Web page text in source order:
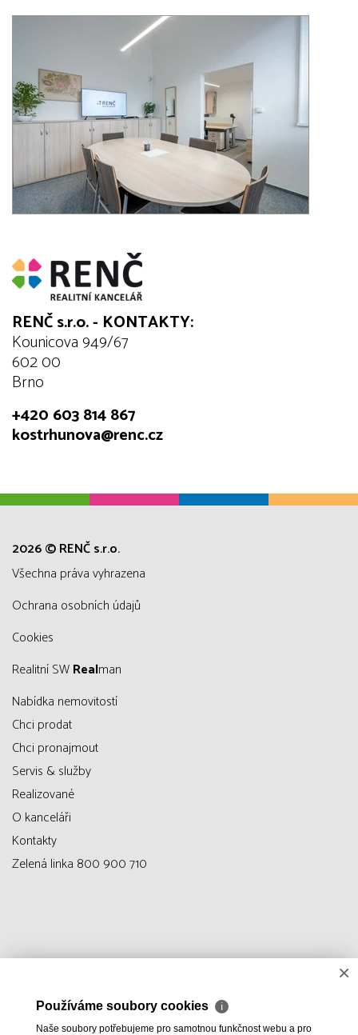
RENČ s.r.o. - KONTAKTY:
Kounicova 949/67
602 00
Brno
+420 603 814 867
kostrhunova@renc.cz
2026 © RENČ s.r.o.
všechna práva vyhrazena
Ochrana osobních údajů
Cookies
Realitní SWRealman
Nabídka nemovitostí
Chci prodat
Chci pronajmout
Servis & služby
Realizované
O kanceláři
Kontakty
Zelená linka 800 900 710
×
Používáme soubory cookies ℹ
Naše soubory potřebujeme pro samotnou funkčnost webu a pro